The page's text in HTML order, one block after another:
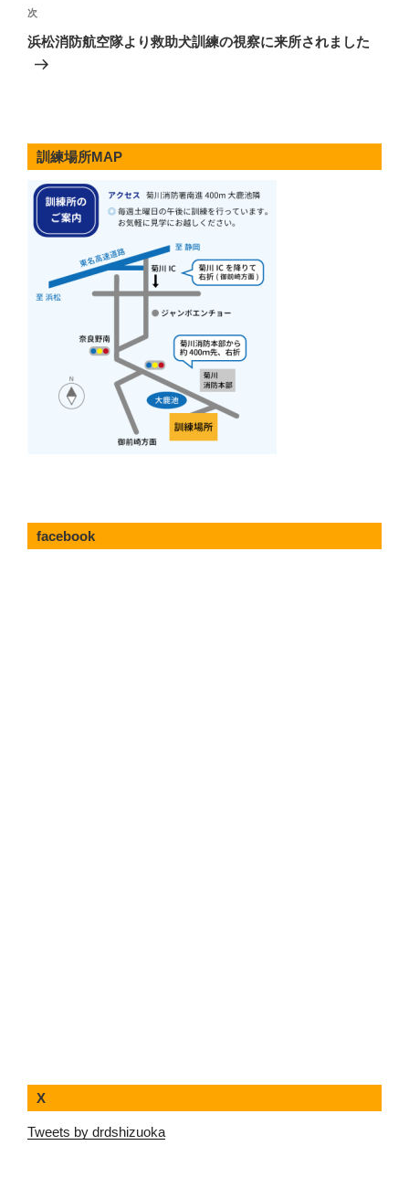
ー
シ
ョ
次
の
次
浜松消防航空隊より救助犬訓練の視察に来所されました
訓練場所MAP
facebook
X
Tweets by drdshizuoka